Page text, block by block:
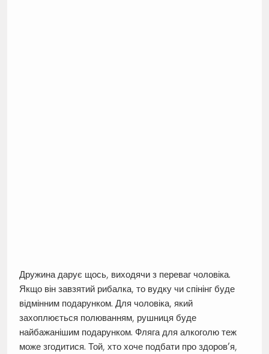
Дружина дарує щось, виходячи з переваг чоловіка.
Якщо він завзятий рибалка, то вудку чи спінінг буде
відмінним подарунком. Для чоловіка, який
захоплюється полюванням, рушниця буде
найбажанішим подарунком. Фляга для алкоголю теж
може згодитися. Той, хто хоче подбати про здоров’я,